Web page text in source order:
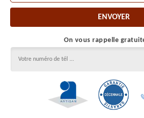
On vous rappelle